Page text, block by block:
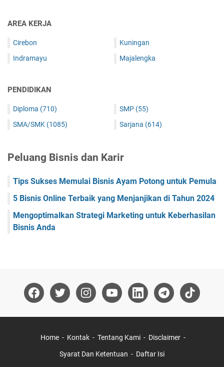
AREA KERJA
Cirebon
Indramayu
Kuningan
Majalengka
PENDIDIKAN
Diploma (710)
SMA/SMK (1085)
SMP (55)
Sarjana (614)
Peluang Bisnis dan Karir
Tips Sukses Memulai Bisnis Ayam Potong untuk Pemula
5 Bisnis Online Terbaik yang Menjanjikan di Tahun 2024
Mengoptimalkan Strategi Marketing untuk Keberhasilan
Bisnis Anda
Home Kontak Tentang Kami Disclaimer
Syarat Dan Ketentuan Daftar Isi